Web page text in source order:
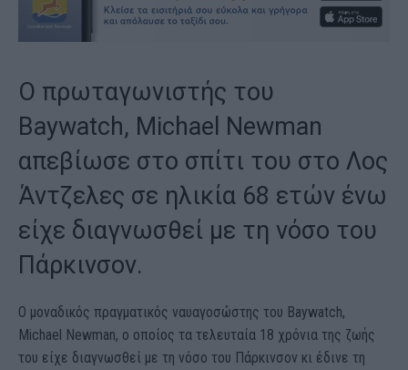
Ο πρωταγωνιστής του
Baywatch, Michael Newman
απεβίωσε στο σπίτι του στο Λος
Άντζελες σε ηλικία 68 ετών ένω
είχε διαγνωσθεί με τη νόσο του
Πάρκινσον.
Ο μοναδικός πραγματικός ναυαγοσώστης του Baywatch,
Michael Newman, ο οποίος τα τελευταία 18 χρόνια της ζωής
του είχε διαγνωσθεί με τη νόσο του Πάρκινσον κι έδινε τη